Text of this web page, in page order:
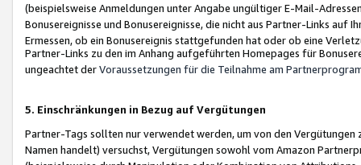
(beispielsweise Anmeldungen unter Angabe ungültiger E-Mail-
Bonusereignisse und Bonusereignisse, die nicht aus Partner-Links auf
Ermessen, ob ein Bonusereignis stattgefunden hat oder ob eine
Partner-Links zu den im Anhang aufgeführten Homepages für
ungeachtet derVoraussetzungen für die Teilnahme am
5. Einschränkungen in Bezug auf Vergütungen
Partner-Tags sollten nur verwendet werden, um von den
Namen handelt) versuchst, Vergütungen sowohl vom Amazon